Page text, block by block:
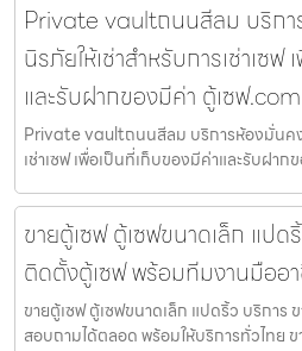
Private vaultถนนสีลม บริก
นิรภัยให้เช่าสำหรับการเช่าเซ
และรับฝากของมีค่า ตู้เซฟ.com
Private vaultถนนสีลม บริการห้องมั่นค
เช่าเซฟ เพื่อเป็นที่เก็บของมีค่าและรับฝาก
ขายตู้เซฟ ตู้เซฟขนาดเล็ก แปด
ติดตั้งตู้เซฟ พร้อมทีมงานมืออ
ขายตู้เซฟ ตู้เซฟขนาดเล็ก แปดริ้ว บริกา
สอบถามได้ตลอด พร้อมให้บริการทั่วไทย ข